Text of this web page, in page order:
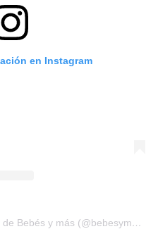
en Instagram
Una publicación compartida de Bebés y más (@bebesymas)